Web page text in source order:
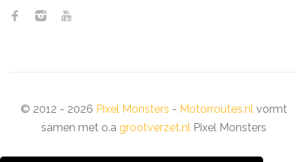
© 2012 - 2026 Pixel Monsters - Motorroutes.nlvormt
samen met o.a grootverzet.nlPixel Monsters